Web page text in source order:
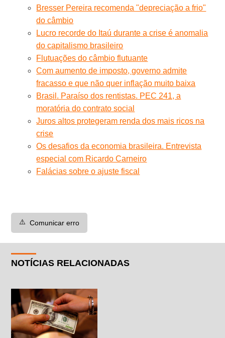
Bresser Pereira recomenda "depreciação a frio"
do câmbio
Lucro recorde do Itaú durante a crise é anomalia
do capitalismo brasileiro
Flutuações do câmbio flutuante
Com aumento de imposto, governo admite
fracasso e que não quer inflação muito baixa
Brasil. Paraíso dos rentistas. PEC 241, a
moratória do contrato social
Juros altos protegeram renda dos mais ricos na
crise
Os desafios da economia brasileira. Entrevista
especial com Ricardo Carneiro
Falácias sobre o ajuste fiscal
⚠️ Comunicar erro
NOTÍCIAS RELACIONADAS